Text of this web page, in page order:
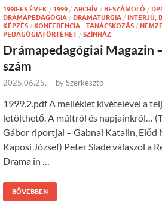
1990-ES ÉVEK / 1999 / ARCHÍV / BESZÁMOLÓ /
DRÁMAPEDAGÓGIA / DRAMATURGIA / INTERJÚ,
KÉPZÉS / KONFERENCIA - TANÁCSKOZÁS /
PEDAGÓGIATÖRTÉNET / SZÍNHÁZ
Drámapedagógiai Magazin
szám
2025.06.25. - bySzerkeszto
1999.2.pdf A melléklet kivételével a
letölthető. A múltról és napjainkról…
Gábor riportjai – Gabnai Katalin, Előd
Kaposi József) Peter Slade válaszol a
Drama in …
BŐVEBBEN